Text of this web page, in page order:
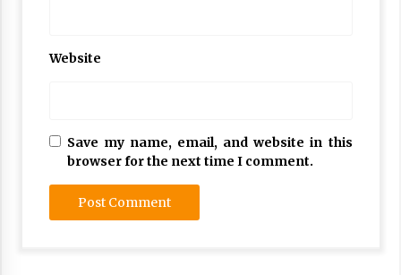
Website
Save my name, email, and website in this
browser for the next time I comment.